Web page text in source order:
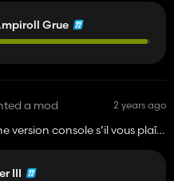
Grue
a mod 2 years ago
version console s’il vous plaît
III